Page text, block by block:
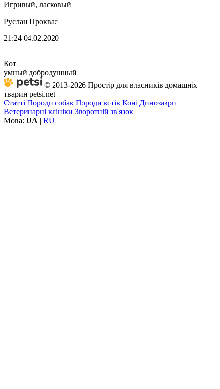
Игривый, ласковый
Руслан Проквас
21:24 04.02.2020
Кот
умный добродушный
© 2013-2026 Простір для власників домашніх
тварин petsi.net
Статті Породи собак Породи котів Коні Динозаври
Ветеринарні клініки Зворотній зв'язок
Мова: UA | RU